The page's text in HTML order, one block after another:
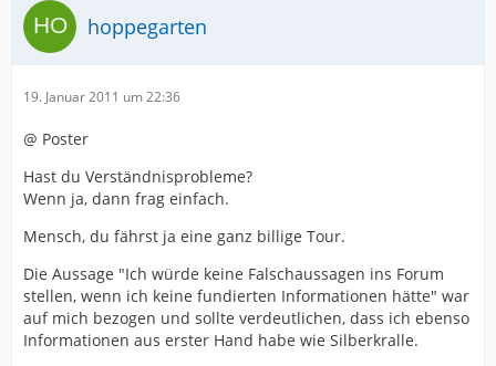
hoppegarten
19. Januar 2011 um 22:36
@ Poster
Hast du Verständnisprobleme?
Wenn ja, dann frag einfach.
Mensch, du fährst ja eine ganz billige Tour.
Die Aussage "Ich würde keine Falschaussagen ins Forum
stellen, wenn ich keine fundierten Informationen hätte" war
auf mich bezogen und sollte verdeutlichen, dass ich ebenso
Informationen aus erster Hand habe wie Silberkralle.